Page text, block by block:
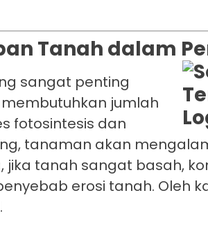
Tanah dalam
sangat penting
jumlah
fotosintesis dan
tanaman akan
tanah sangat basah,
erosi tanah. Oleh